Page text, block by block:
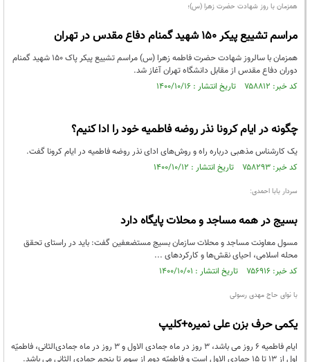
همزمان با روز شهادت حضرت زهرا (س)؛
مراسم تشییع پیکر ۱۵۰ شهید گمنام دفاع مقدس در تهران
همزمان با سالروز شهادت حضرت فاطمه زهرا (س) مراسم تشییع پیکر پاک ۱۵۰ شهید گمنام
دوران دفاع مقدس از مقابل دانشگاه تهران آغاز شد.
کد خبر: ۷۵۸۸۱۲ تاریخ انتشار : ۱۴۰۰/۱۰/۱۶
چگونه در ایام کرونا نذر روضه فاطمیه خود را ادا کنیم؟
یک کارشناس مذهبی درباره راه و روش‌های ادای نذر روضه فاطمیه در ایام کرونا گفت.
کد خبر: ۷۵۸۲۹۳ تاریخ انتشار : ۱۴۰۰/۱۰/۱۲
سردار بابا احمدی:
بسیج در همه مساجد و محلات پایگاه دارد
مسول معاونت مساجد و محلات سازمان بسیج مستضعفین گفت: باید در راستای تحقق
محله اسلامی، احیای نقش‌ها و کارکرد‌های ...
کد خبر: ۷۵۶۹۱۶ تاریخ انتشار : ۱۴۰۰/۱۰/۰۱
با نوای حاج مهدی رسولی
یکمی حرف بزن علی نمیره+کلیپ
ایام فاطمیه ۶ روز می‌ باشد، ۳ روز در ماه جمادی‌ الاول و ۳ روز در ماه جمادی‌الثانی، فاطمیّه
اول از ۱۳ تا ۱۵ جمادی‌ الاول است و فاطمیّه دوم از سوم تا پنجم جمادی‌ الثانی می‌ باشد.